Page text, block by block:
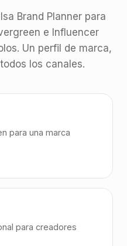
Brand Planner para
e Influencer
Un perfil de marca,
los canales.
para una marca
para creadores